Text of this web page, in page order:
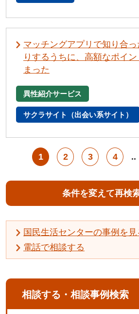
マッチングアプリで知り合
りするうちに、高額なポイ
まった
異性紹介サービス
サクラサイト（出会い系サイト）
1 2 3 4 ..
条件を変えて再検
国民生活センターの事例を見
電話で相談する
相談する・相談事例検索